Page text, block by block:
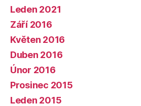
Leden 2021
Září 2016
Květen 2016
Duben 2016
Únor 2016
Prosinec 2015
Leden 2015